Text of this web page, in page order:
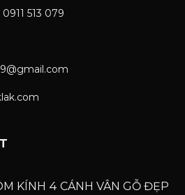
513 079
KÍNH 4 CÁNH VÂN GỖ ĐẸP